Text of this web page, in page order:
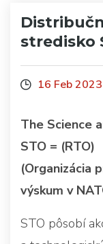
stredisko
16 Feb 2023
The Science
STO = (RTO)
(Organizácia
výskum v
STO pôsobí